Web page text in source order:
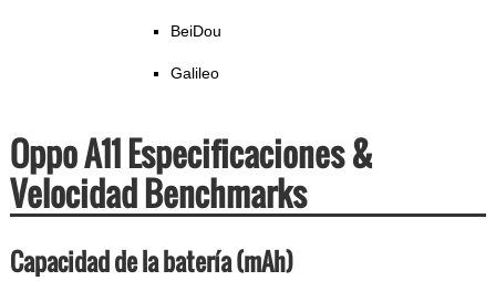
BeiDou
Galileo
Oppo A11 Especificaciones &
Velocidad Benchmarks
Capacidad de la batería (mAh)